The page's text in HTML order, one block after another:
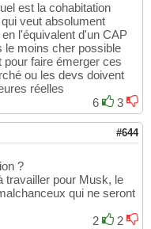
est la cohabitation
veut absolument
l'équivalent d'un CAP
le moins cher possible
pour faire émerger ces
ou les devs doivent
réelles
6
3
#644
?
travailler pour Musk, le
qui ne seront
2
2